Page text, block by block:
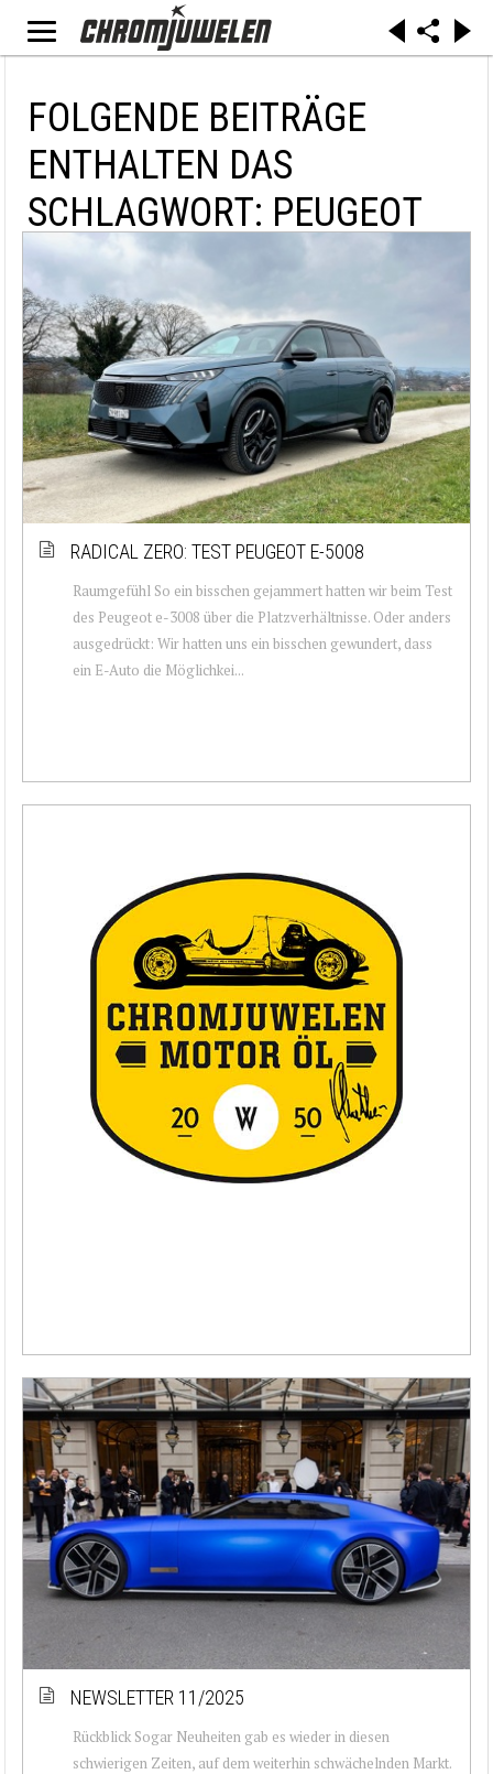
FOLGENDE BEITRÄGE
ENTHALTEN DAS
SCHLAGWORT: PEUGEOT
RADICAL ZERO: TEST PEUGEOT E-5008
Raumgefühl So ein bisschen gejammert hatten wir beim Test
des Peugeot e-3008 über die Platzverhältnisse. Oder anders
ausgedrückt: Wir hatten uns ein bisschen gewundert, dass
ein E-Auto die Möglichkei...
NEWSLETTER 11/2025
Rückblick Sogar Neuheiten gab es wieder in diesen
schwierigen Zeiten, auf dem weiterhin schwächelnden Markt.